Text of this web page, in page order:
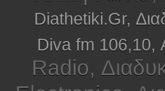
Diathetiki.Gr,
Diva fm 106,10,
Radio,